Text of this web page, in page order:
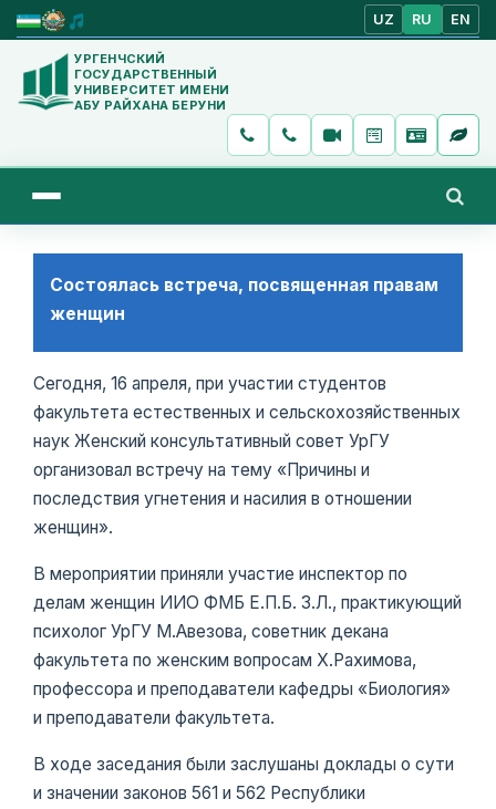
UZ RU EN
УРГЕНЧСКИЙ
ГОСУДАРСТВЕННЫЙ
УНИВЕРСИТЕТ ИМЕНИ
АБУ РАЙХАНА БЕРУНИ
Состоялась встреча, посвященная правам
женщин
Сегодня, 16 апреля, при участии студентов
факультета естественных и сельскохозяйственных
наук Женский консультативный совет УрГУ
организовал встречу на тему «Причины и
последствия угнетения и насилия в отношении
женщин».
В мероприятии приняли участие инспектор по
делам женщин ИИО ФМБ Е.П.Б. З.Л., практикующий
психолог УрГУ М.Авезова, советник декана
факультета по женским вопросам Х.Рахимова,
профессора и преподаватели кафедры «Биология»
и преподаватели факультета.
В ходе заседания были заслушаны доклады о сути
и значении законов 561 и 562 Республики